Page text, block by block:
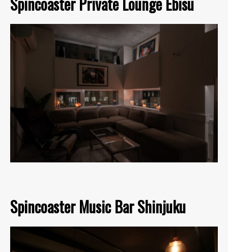
Spincoaster Music Bar Shinjuku